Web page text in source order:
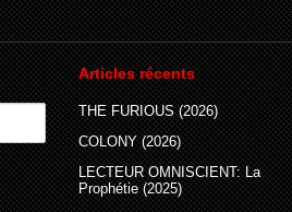
Articles récents
THE FURIOUS (2026)
COLONY (2026)
LECTEUR OMNISCIENT: La
Prophétie (2025)